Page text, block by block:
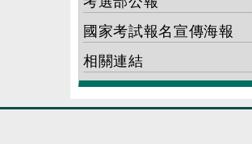
國家考試報名宣傳海報
相關連結